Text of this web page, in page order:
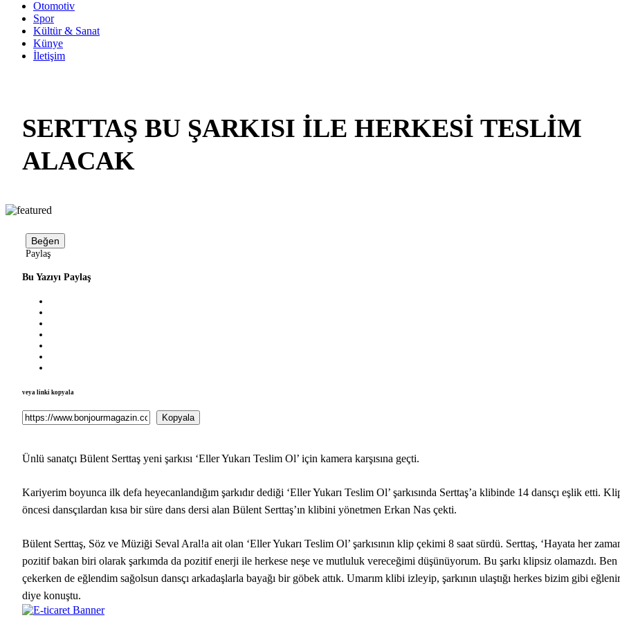
Otomotiv
Spor
Kültür & Sanat
Künye
İletişim
SERTTAŞ BU ŞARKISI İLE HERKESİ TESLİM
ALACAK
Beğen
Paylaş
Bu Yazıyı Paylaş
veya linki kopyala
Kopyala
Ünlü sanatçı Bülent Serttaş yeni şarkısı ‘Eller Yukarı Teslim Ol’ için kamera karşısına geçti.
Kariyerim boyunca ilk defa heyecanlandığım şarkıdır dediği ‘Eller Yukarı Teslim Ol’ şarkısında Serttaş’a klibinde 14 dansçı eşlik etti.
öncesi dansçılardan kısa bir süre dans dersi alan Bülent Serttaş’ın klibini yönetmen Erkan Nas çekti.
Bülent Serttaş, Söz ve Müziği Seval Aral!a ait olan ‘Eller Yukarı Teslim Ol’ şarkısının klip çekimi 8 saat sürdü. Serttaş, ‘Hayata her
pozitif bakan biri olarak şarkımda da pozitif enerji ile herkese neşe ve mutluluk vereceğimi düşünüyorum. Bu şarkı klipsiz olamazdı. Ben
çekerken de eğlendim sağolsun dansçı arkadaşlarla bayağı bir göbek attık. Umarım klibi izleyip, şarkının ulaştığı herkes bizim gibi
diye konuştu.